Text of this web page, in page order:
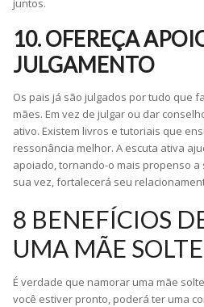
juntos.
10. OFEREÇA
JULGAMENTO
Os pais já são julgados por tudo que
mães. Em vez de julgar ou dar
ativo. Existem livros e tutoriais que
ressonância melhor. A escuta ativa
apoiado, tornando-o mais propenso
sua vez, fortalecerá seu
8 BENEFÍCIOS
UMA MÃE
É verdade que namorar uma mãe
você estiver pronto, poderá ter uma